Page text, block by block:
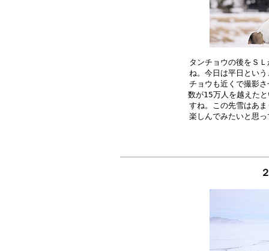
タンチョウの後をＳ
ね。今日は平日とい
チョウも近くで撮影
数が15万人を越えた
すね。この先雪はあ